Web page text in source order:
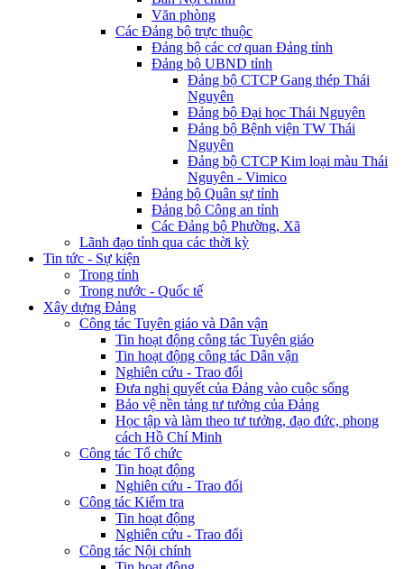
Văn phòng
Các Đảng bộ trực thuộc
Đảng bộ các cơ quan Đảng tỉnh
Đảng bộ UBND tỉnh
Đảng bộ CTCP Gang thép Thái
Nguyên
Đảng bộ Đại học Thái Nguyên
Đảng bộ Bệnh viện TW Thái
Nguyên
Đảng bộ CTCP Kim loại màu Thái
Nguyên - Vimico
Đảng bộ Quân sự tỉnh
Đảng bộ Công an tỉnh
Các Đảng bộ Phường, Xã
Lãnh đạo tỉnh qua các thời kỳ
Tin tức - Sự kiện
Trong tỉnh
Trong nước - Quốc tế
Xây dựng Đảng
Công tác Tuyên giáo và Dân vận
Tin hoạt động công tác Tuyên giáo
Tin hoạt động công tác Dân vận
Nghiên cứu - Trao đổi
Đưa nghị quyết của Đảng vào cuộc sống
Bảo vệ nền tảng tư tưởng của Đảng
Học tập và làm theo tư tưởng, đạo đức, phong
cách Hồ Chí Minh
Công tác Tổ chức
Tin hoạt động
Nghiên cứu - Trao đổi
Công tác Kiểm tra
Tin hoạt động
Nghiên cứu - Trao đổi
Công tác Nội chính